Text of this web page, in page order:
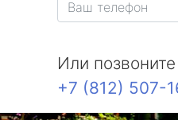
Или
+7 (812) 507-